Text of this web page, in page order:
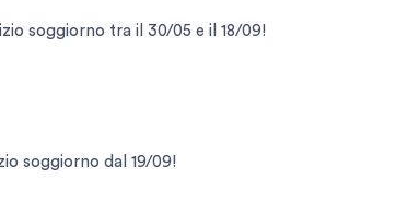
soggiorno tra il 30/05 e il 18/09!
soggiorno dal 19/09!